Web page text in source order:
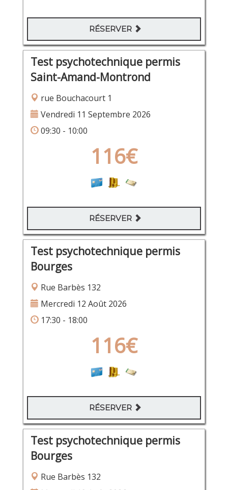
RÉSERVER
Test psychotechnique permis
Saint-Amand-Montrond
rue Bouchacourt 1
Vendredi 11 Septembre 2026
09:30 - 10:00
116€
RÉSERVER
Test psychotechnique permis
Bourges
Rue Barbès 132
Mercredi 12 Août 2026
17:30 - 18:00
116€
RÉSERVER
Test psychotechnique permis
Bourges
Rue Barbès 132